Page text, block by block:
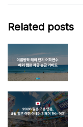
Related posts